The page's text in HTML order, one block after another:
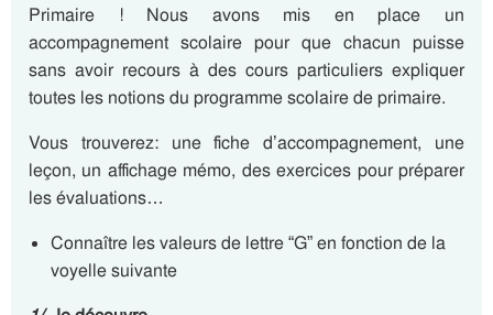
Primaire ! Nous avons mis en place un
accompagnement scolaire pour que chacun puisse
sans avoir recours à des cours particuliers expliquer
toutes les notions du programme scolaire de primaire.
Vous trouverez: une fiche d’accompagnement, une
leçon, un affichage mémo, des exercices pour préparer
les évaluations…
Connaître les valeurs de lettre “G” en fonction de la
voyelle suivante